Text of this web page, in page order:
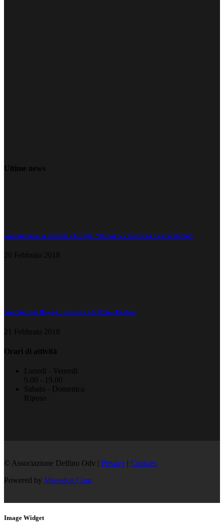
Ultime news
Vaccinazioni a disabili e fragili: “Occorre chiarezza e correttezza”
20 Febbraio 2018
Vaccination Day per i membri dell’Ass. Delfino
21 Febbraio 2018
Orari di attività
Lunedì - Venerdì
9.00 - 19.00
Sabato - Domenica
Riposo
© Associazione Delfino Odv | Privacy | Cookies
Powered by Muzedon.Com
Image Widget